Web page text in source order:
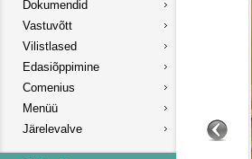
Dokumendid
Vastuvõtt
Vilistlased
Edasiõppimine
Comenius
Menüü
Järelevalve